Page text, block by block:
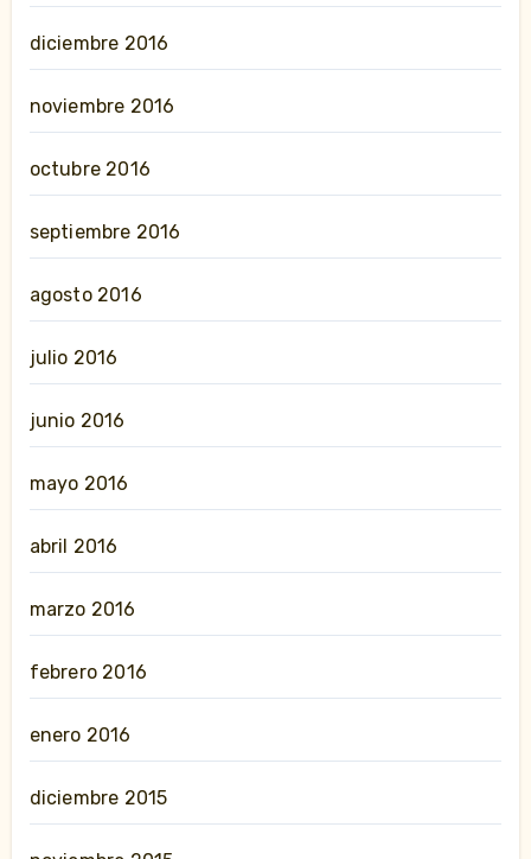
diciembre 2016
noviembre 2016
octubre 2016
septiembre 2016
agosto 2016
julio 2016
junio 2016
mayo 2016
abril 2016
marzo 2016
febrero 2016
enero 2016
diciembre 2015